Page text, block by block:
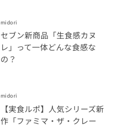
midori
セブン新商品「生食感カヌ
レ」って一体どんな食感な
の？
midori
【実食ルポ】人気シリーズ新
作「ファミマ・ザ・クレー